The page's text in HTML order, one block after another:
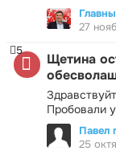
27
Щетина
Пробовали
5
Павел
25